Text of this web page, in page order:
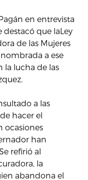
en entrevista
que laLey
de las Mujeres
a ese
la lucha de las
a las
hacer el
ocasiones
han
refirió al
la
abandona el